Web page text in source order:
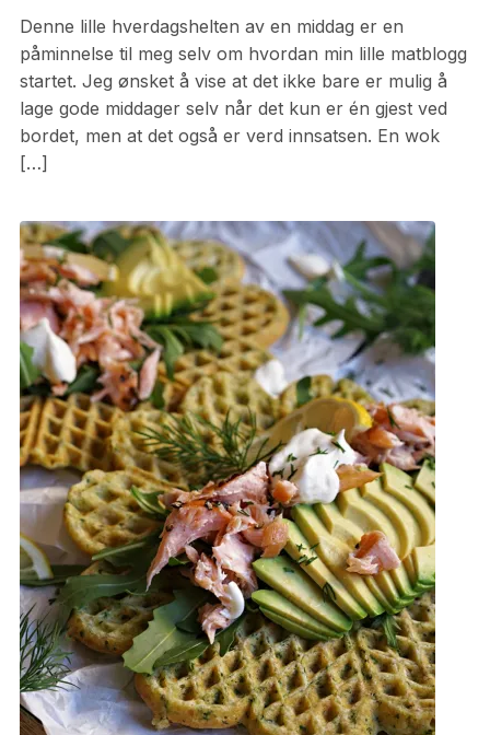
Denne lille hverdagshelten av en middag er en
påminnelse til meg selv om hvordan min lille matblogg
startet. Jeg ønsket å vise at det ikke bare er mulig å
lage gode middager selv når det kun er én gjest ved
bordet, men at det også er verd innsatsen. En wok
[…]